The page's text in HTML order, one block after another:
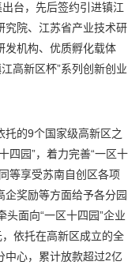
台，先后签约引进镇江
究院、江苏省产业技术研
发机构、优质孵化载体
高新区杯”系列创新创业
托的9个国家级高新区之
四园”，着力完善“一区十
等享受苏南自创区各项
奖励等方面给予各分园
面向“一区十四园”企业
依托在高新区成立的全
中心，累计放款超过2亿